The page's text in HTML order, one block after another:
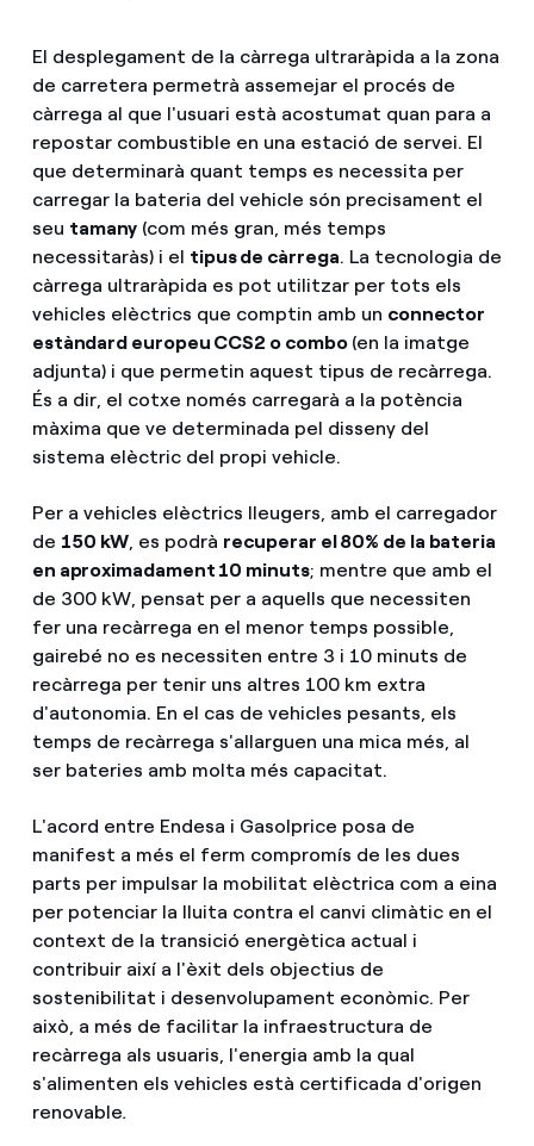
El desplegament de la càrrega ultraràpida a la zona
de carretera permetrà assemejar el procés de
càrrega al que l'usuari està acostumat quan para a
repostar combustible en una estació de servei. El
que determinarà quant temps es necessita per
carregar la bateria del vehicle són precisament el
seu tamany (com més gran, més temps
necessitaràs) i el tipus de càrrega. La tecnologia de
càrrega ultraràpida es pot utilitzar per tots els
vehicles elèctrics que comptin amb un connector
estàndard europeu CCS2 o combo(en la imatge
adjunta) i que permetin aquest tipus de recàrrega.
És a dir, el cotxe només carregarà a la potència
màxima que ve determinada pel disseny del
sistema elèctric del propi vehicle.
Per a vehicles elèctrics lleugers, amb el carregador
de 150 kW, es podrà recuperar el 80% de la bateria
en aproximadament 10 minuts; mentre que amb el
de 300 kW, pensat per a aquells que necessiten
fer una recàrrega en el menor temps possible,
gairebé no es necessiten entre 3 i 10 minuts de
recàrrega per tenir uns altres 100 km extra
d'autonomia. En el cas de vehicles pesants, els
temps de recàrrega s'allarguen una mica més, al
ser bateries amb molta més capacitat.
L'acord entre Endesa i Gasolprice posa de
manifest a més el ferm compromís de les dues
parts per impulsar la mobilitat elèctrica com a eina
per potenciar la lluita contra el canvi climàtic en el
context de la transició energètica actual i
contribuir així a l'èxit dels objectius de
sostenibilitat i desenvolupament econòmic. Per
això, a més de facilitar la infraestructura de
recàrrega als usuaris, l'energia amb la qual
s'alimenten els vehicles està certificada d'origen
renovable.